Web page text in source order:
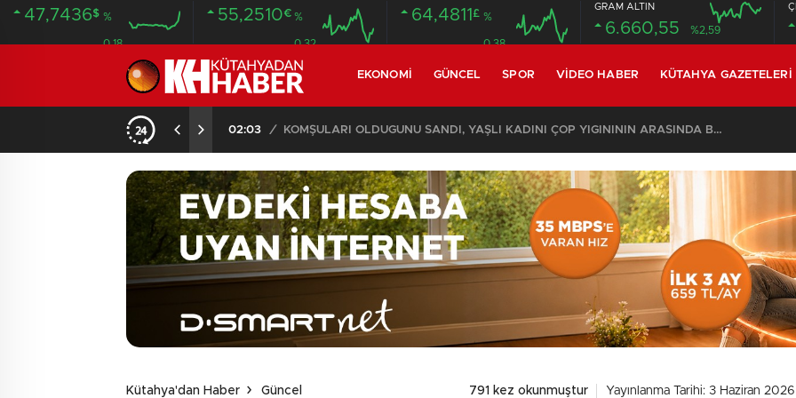
47,7436$ %
0.18
55,2510€ %
0.32
64,4811 £ %
0.38
GRAM ALTIN
6.660,55 %2,59
EKONOMI GÜNCEL SPOR VIDEO HABER KÜTAHYA GAZETELERI
02:03 / KOMŞULARI ÖLDÜĞÜNÜ SANDI, YAŞLI KADINI ÇÖP YIĞINININ ARASINDA BULUNDU
Kütahya'dan Haber Güncel 791 kez okunmuştur Yayınlanma Tarihi: 3 Haziran